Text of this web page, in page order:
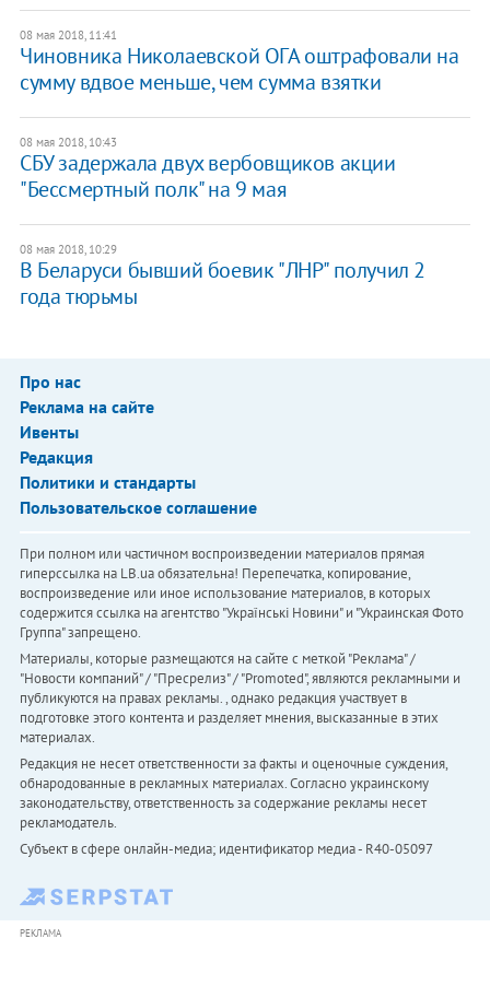
08 мая 2018, 11:41
​Чиновника Николаевской ОГА оштрафовали на
сумму вдвое меньше, чем сумма взятки
08 мая 2018, 10:43
СБУ задержала двух вербовщиков акции
"Бессмертный полк" на 9 мая
08 мая 2018, 10:29
В Беларуси бывший боевик "ЛНР" получил 2
года тюрьмы
Про нас
Реклама на сайте
Ивенты
Редакция
Политики и стандарты
Пользовательское соглашение
При полном или частичном воспроизведении материалов прямая
гиперссылка на LB.ua обязательна! Перепечатка, копирование,
воспроизведение или иное использование материалов, в которых
содержится ссылка на агентство "Українськi Новини" и "Украинская Фото
Группа" запрещено.
Материалы, которые размещаются на сайте с меткой "Реклама" /
"Новости компаний" / "Пресрелиз" / "Promoted", являются рекламными и
публикуются на правах рекламы. , однако редакция участвует в
подготовке этого контента и разделяет мнения, высказанные в этих
материалах.
Редакция не несет ответственности за факты и оценочные суждения,
обнародованные в рекламных материалах. Согласно украинскому
законодательству, ответственность за содержание рекламы несет
рекламодатель.
Субъект в сфере онлайн-медиа; идентификатор медиа - R40-05097
РЕКЛАМА